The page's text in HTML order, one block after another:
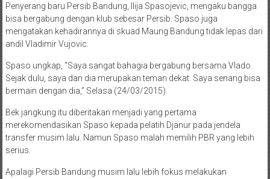
Penyerang baru Persib Bandung, Ilija Spasojevic, mengaku bangga
bisa bergabung dengan klub sebesar Persib. Spaso juga
mengatakan kehadirannya di skuad Maung Bandung tidak lepas dari
andil Vladimir Vujovic.
Spaso ungkap, “Saya sangat bahagia bergabung bersama Vlado.
Sejak dulu, saya dan dia merupakan teman dekat. Saya senang bisa
bermain dengan dia,” Selasa (24/03/2015).
Bek jangkung itu diberitakan menjadi yang pertama
merekomendasikan Spaso kepada pelatih Djanur pada jendela
transfer musim lalu. Namun Spaso malah memilih PBR yang lebih
serius.
Apalagi Persib Bandung musim lalu lebih fokus melakukan